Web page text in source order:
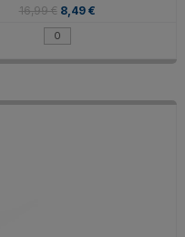
16,99 € 8,49 €